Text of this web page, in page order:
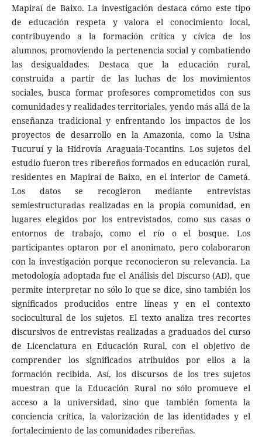
Mapiraí de Baixo. La investigación destaca cómo este tipo
de educación respeta y valora el conocimiento local,
contribuyendo a la formación crítica y cívica de los
alumnos, promoviendo la pertenencia social y combatiendo
las desigualdades. Destaca que la educación rural,
construida a partir de las luchas de los movimientos
sociales, busca formar profesores comprometidos con sus
comunidades y realidades territoriales, yendo más allá de la
enseñanza tradicional y enfrentando los impactos de los
proyectos de desarrollo en la Amazonia, como la Usina
Tucuruí y la Hidrovía Araguaia-Tocantins. Los sujetos del
estudio fueron tres ribereños formados en educación rural,
residentes en Mapiraí de Baixo, en el interior de Cametá.
Los datos se recogieron mediante entrevistas
semiestructuradas realizadas en la propia comunidad, en
lugares elegidos por los entrevistados, como sus casas o
entornos de trabajo, como el río o el bosque. Los
participantes optaron por el anonimato, pero colaboraron
con la investigación porque reconocieron su relevancia. La
metodología adoptada fue el Análisis del Discurso (AD), que
permite interpretar no sólo lo que se dice, sino también los
significados producidos entre líneas y en el contexto
sociocultural de los sujetos. El texto analiza tres recortes
discursivos de entrevistas realizadas a graduados del curso
de Licenciatura en Educación Rural, con el objetivo de
comprender los significados atribuidos por ellos a la
formación recibida. Así, los discursos de los tres sujetos
muestran que la Educación Rural no sólo promueve el
acceso a la universidad, sino que también fomenta la
conciencia crítica, la valorización de las identidades y el
fortalecimiento de las comunidades ribereñas.